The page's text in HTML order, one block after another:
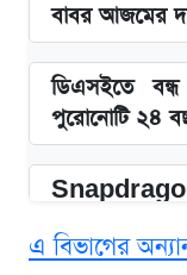
বাবর আজমের
ডিএসইতে
পুরোনোটি ২৪
এ বিভাগের